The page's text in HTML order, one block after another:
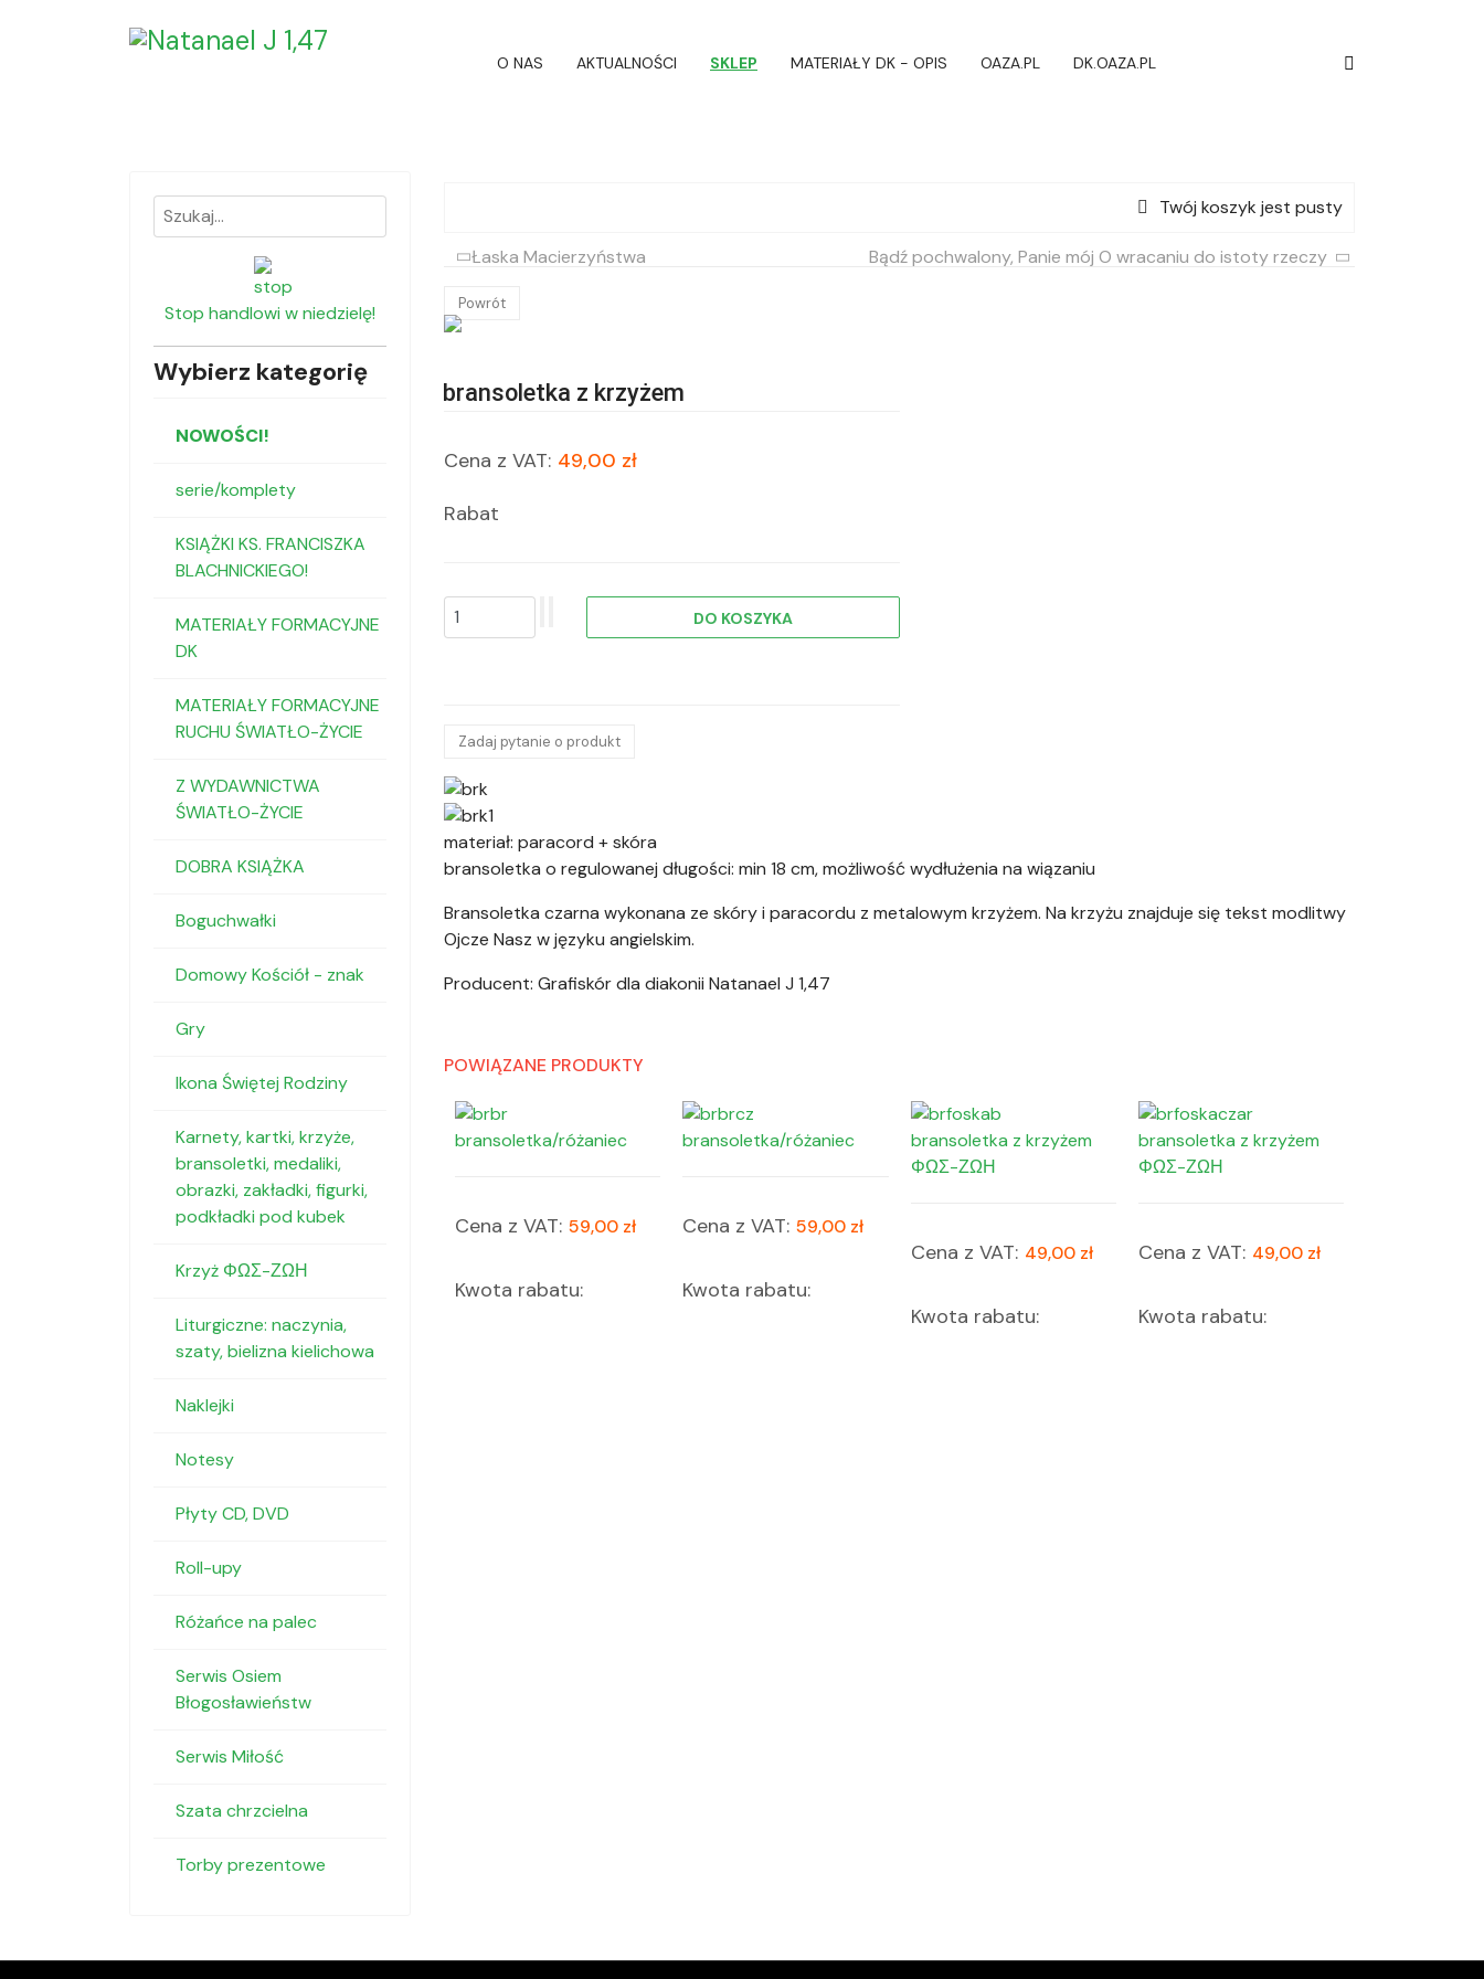
O NAS AKTUALNOŚCI SKLEP MATERIAŁY DK - OPIS OAZA.PL DK.OAZA.PL
Stop handlowi w niedzielę!
Wybierz kategorię
NOWOŚCI!
serie/komplety
KSIĄŻKI KS. FRANCISZKA
BLACHNICKIEGO!
MATERIAŁY FORMACYJNE
DK
MATERIAŁY FORMACYJNE
RUCHU ŚWIATŁO-ŻYCIE
Z WYDAWNICTWA
ŚWIATŁO-ŻYCIE
DOBRA KSIĄŻKA
Boguchwałki
Domowy Kościół - znak
Gry
Ikona Świętej Rodziny
Karnety, kartki, krzyże,
bransoletki, medaliki,
obrazki, zakładki, figurki,
podkładki pod kubek
Krzyż ΦΩΣ-ΖΩΗ
Liturgiczne: naczynia,
szaty, bielizna kielichowa
Naklejki
Notesy
Płyty CD, DVD
Roll-upy
Różańce na palec
Serwis Osiem
Błogosławieństw
Serwis Miłość
Szata chrzcielna
Torby prezentowe
Twój koszyk jest pusty
Łaska Macierzyństwa Bądź pochwalony, Panie mój O wracaniu do istoty rzeczy
Powrót
bransoletka z krzyżem
Cena z VAT: 49,00 zł
Rabat
Zadaj pytanie o produkt
materiał: paracord + skóra
bransoletka o regulowanej długości: min 18 cm, możliwość wydłużenia na wiązaniu
Bransoletka czarna wykonana ze skóry i paracordu z metalowym krzyżem. Na krzyżu znajduje się tekst modlitwy
Ojcze Nasz w języku angielskim.
Producent: Grafiskór dla diakonii Natanael J 1,47
POWIĄZANE PRODUKTY
bransoletka/różaniec
Cena z VAT: 59,00 zł
Kwota rabatu:
bransoletka/różaniec
Cena z VAT: 59,00 zł
Kwota rabatu:
bransoletka z krzyżem
ΦΩΣ-ΖΩΗ
Cena z VAT: 49,00 zł
Kwota rabatu:
bransoletka z krzyżem
ΦΩΣ-ΖΩΗ
Cena z VAT: 49,00 zł
Kwota rabatu: